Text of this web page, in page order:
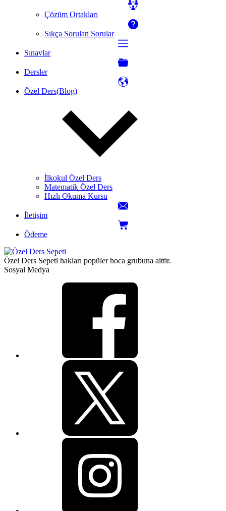
Çözüm Ortakları
Sıkça Sorulan Sorular
Sınavlar
Dersler
Özel Ders(Blog)
İlkokul Özel Ders
Matematik Özel Ders
Hızlı Okuma Kursu
İletişim
Ödeme
Özel Ders Sepeti hakları popüler hoca grubuna aittir.
Sosyal Medya